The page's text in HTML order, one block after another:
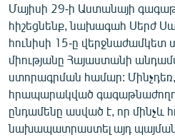
Մայիսի 29-ի Աստանայի
հիշեցնենք, նախագահ Սերժ
հունիսի 15-ը վերջնաժամկետ
միությանը Հայաստանի
ստորագրման համար: Մինչդեռ,
հրապարակված
ընդամենը ասված է, որ մինչև
նախապատրաստել այդ